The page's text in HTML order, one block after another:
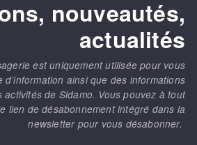
nouveautés,
actualités
est uniquement utilisée pour vous
ainsi que des informations
activités de Sidamo. Vous pouvez à tout
lien de désabonnement intégré dans la
newsletter pour vous désabonner.